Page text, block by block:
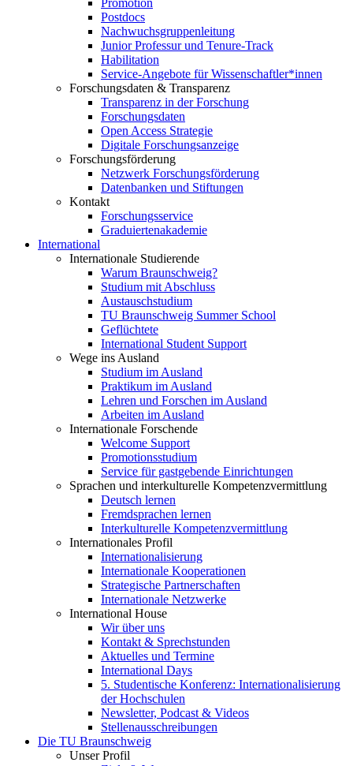
Promotion
Postdocs
Nachwuchsgruppenleitung
Junior Professur und Tenure-Track
Habilitation
Service-Angebote für Wissenschaftler*innen
Forschungsdaten & Transparenz
Transparenz in der Forschung
Forschungsdaten
Open Access Strategie
Digitale Forschungsanzeige
Forschungsförderung
Netzwerk Forschungsförderung
Datenbanken und Stiftungen
Kontakt
Forschungsservice
Graduiertenakademie
International
Internationale Studierende
Warum Braunschweig?
Studium mit Abschluss
Austauschstudium
TU Braunschweig Summer School
Geflüchtete
International Student Support
Wege ins Ausland
Studium im Ausland
Praktikum im Ausland
Lehren und Forschen im Ausland
Arbeiten im Ausland
Internationale Forschende
Welcome Support
Promotionsstudium
Service für gastgebende Einrichtungen
Sprachen und interkulturelle Kompetenzvermittlung
Deutsch lernen
Fremdsprachen lernen
Interkulturelle Kompetenzvermittlung
Internationales Profil
Internationalisierung
Internationale Kooperationen
Strategische Partnerschaften
Internationale Netzwerke
International House
Wir über uns
Kontakt & Sprechstunden
Aktuelles und Termine
International Days
5. Studentische Konferenz: Internationalisierung
der Hochschulen
Newsletter, Podcast & Videos
Stellenausschreibungen
Die TU Braunschweig
Unser Profil